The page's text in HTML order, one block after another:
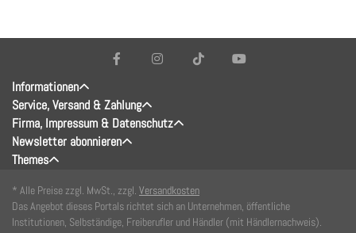
Informationen
Service, Versand & Zahlung
Firma, Impressum & Datenschutz
Newsletter abonnieren
Themes
* Alle Preise zzgl. MwSt., zzgl. Versandkosten
Das Angebot dieses Portals richtet sich an Unternehmen, öffentliche
Institutionen, Selbständige, Freiberufler und Händler (mit Händlernachweis).